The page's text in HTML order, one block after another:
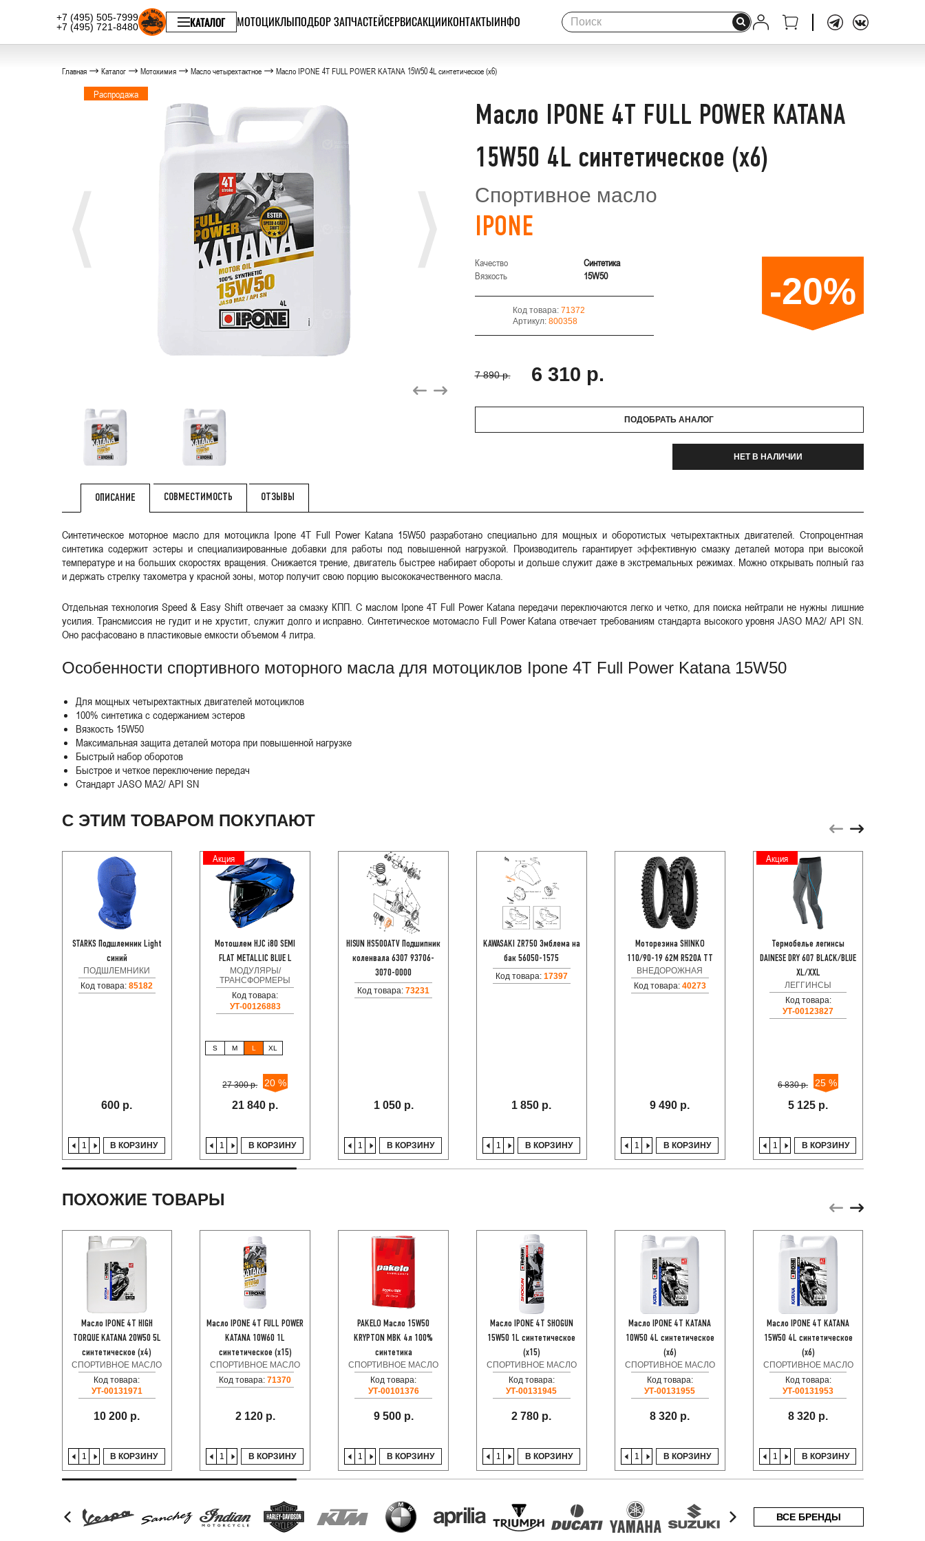
+7 (495) 505-7999
+7 (495) 721-8480
КАТАЛОГ МОТОЦИКЛЫПОДБОР ЗАПЧАСТЕЙСЕРВИСАКЦИИКОНТАКТЫИНФО
Главная Каталог Мотохимия Масло четырехтактное Масло IPONE 4T FULL POWER KATANA 15W50 4L синтетическое (x6)
Распродажа
Масло IPONE 4T FULL POWER KATANA
15W50 4L синтетическое (x6)
Спортивное масло
IPONE
Качество
Синтетика
Вязкость
15W50
Код товара: 71372
Артикул: 800358
7 890 р. 6 310 р.
-20%
ПОДОБРАТЬ АНАЛОГ
НЕТ В НАЛИЧИИ
ОПИСАНИЕ СОВМЕСТИМОСТЬ ОТЗЫВЫ
Синтетическое моторное масло для мотоцикла Ipone 4T Full Power Katana 15W50 разработано специально для мощных и оборотистых четырехтактных двигателей. Стопроцентная
синтетика содержит эстеры и специализированные добавки для работы под повышенной нагрузкой. Производитель гарантирует эффективную смазку деталей мотора при высокой
температуре и на больших скоростях вращения. Снижается трение, двигатель быстрее набирает обороты и дольше служит даже в экстремальных режимах. Можно открывать полный газ
и держать стрелку тахометра у красной зоны, мотор получит свою порцию высококачественного масла.
Отдельная технология Speed & Easy Shift отвечает за смазку КПП. С маслом Ipone 4T Full Power Katana передачи переключаются легко и четко, для поиска нейтрали не нужны лишние
усилия. Трансмиссия не гудит и не хрустит, служит долго и исправно. Синтетическое мотомасло Full Power Katana отвечает требованиям стандарта высокого уровня JASO MA2/ API SN.
Оно расфасовано в пластиковые емкости объемом 4 литра.
Особенности спортивного моторного масла для мотоциклов Ipone 4T Full Power Katana 15W50
Для мощных четырехтактных двигателей мотоциклов
100% синтетика с содержанием эстеров
Вязкость 15W50
Максимальная защита деталей мотора при повышенной нагрузке
Быстрый набор оборотов
Быстрое и четкое переключение передач
Стандарт JASO MA2/ API SN
С ЭТИМ ТОВАРОМ ПОКУПАЮТ
STARKS Подшлемник Light
синий
ПОДШЛЕМНИКИ
Код товара:85182
600 р.
В КОРЗИНУ
Акция
Мотошлем HJC i80 SEMI
FLAT METALLIC BLUE L
МОДУЛЯРЫ/
ТРАНСФОРМЕРЫ
Код товара:
УТ-00126883
S M L XL
27 300 р. 20 %
21 840 р.
В КОРЗИНУ
HISUN HS500ATV Подшипник
коленвала 6307 93706-
3070-0000
Код товара:73231
1 050 р.
В КОРЗИНУ
KAWASAKI ZR750 Эмблема на
бак 56050-1575
Код товара: 17397
1 850 р.
В КОРЗИНУ
Моторезина SHINKO
110/90-19 62M R520A TT
ВНЕДОРОЖНАЯ
Код товара: 40273
9 490 р.
В КОРЗИНУ
Акция
Термобелье легинсы
DAINESE DRY 607 BLACK/BLUE
XL/XXL
ЛЕГГИНСЫ
Код товара:
УТ-00123827
6 830 р. 25 %
5 125 р.
В КОРЗИНУ
ПОХОЖИЕ ТОВАРЫ
Масло IPONE 4T HIGH
TORQUE KATANA 20W50 5L
синтетическое (x4)
СПОРТИВНОЕ МАСЛО
Код товара:
УТ-00131971
10 200 р.
В КОРЗИНУ
Масло IPONE 4T FULL POWER
KATANA 10W60 1L
синтетическое (x15)
СПОРТИВНОЕ МАСЛО
Код товара:71370
2 120 р.
В КОРЗИНУ
PAKELO Масло 15W50
KRYPTON MBK 4л 100%
синтетика
СПОРТИВНОЕ МАСЛО
Код товара:
УТ-00101376
9 500 р.
В КОРЗИНУ
Масло IPONE 4T SHOGUN
15W50 1L синтетическое
(x15)
СПОРТИВНОЕ МАСЛО
Код товара:
УТ-00131945
2 780 р.
В КОРЗИНУ
Масло IPONE 4T KATANA
10W50 4L синтетическое
(x6)
СПОРТИВНОЕ МАСЛО
Код товара:
УТ-00131955
8 320 р.
В КОРЗИНУ
Масло IPONE 4T KATANA
15W50 4L синтетическое
(x6)
СПОРТИВНОЕ МАСЛО
Код товара:
УТ-00131953
8 320 р.
В КОРЗИНУ
ВСЕ БРЕНДЫ